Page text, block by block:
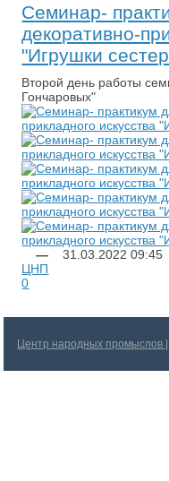
Семинар-
декоративно-
"Игрушки
Второй день работы
Гончаровых"
— 31.03.2022 09:45
ЦНП
0
Центр народных промыслов